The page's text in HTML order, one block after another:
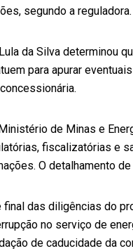
segundo a reguladora.
da Silva determinou
para apurar
de Minas e
fiscalizatórias e
O detalhamento
das diligências do
no serviço de
de caducidade da